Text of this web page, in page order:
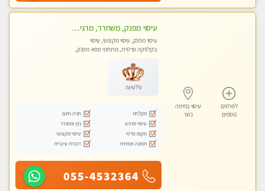
לפרטים
נוספים
עיסוי בחיפה
נשר
עיסוי מפנק, משחרר, מרגיע, טנטרה, עיסוי שבדי מקצועי ללא שירותי מין
עיסוי מפנק, עיסוי מקצועי, עיסוי
בקלניקה פרטית, מתחמי ספא מפנק,
פלטינה
מקלחת
חניה חינם
עיסוי מרגיע
נקי ומסודר
מקום פרטי
עיסוי מקצועי
תמונה אמיתית
דוברת עיברית
055-4532364